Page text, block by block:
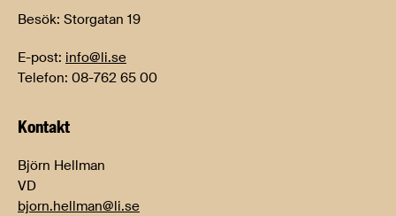
Besök: Storgatan 19
E-post: info@li.se
Telefon: 08-762 65 00
Kontakt
Björn Hellman
VD
bjorn.hellman@li.se